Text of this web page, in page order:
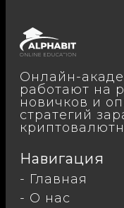
Онлайн-
работают на
новичков и
стратегий
Навигация
- Главная
- О нас